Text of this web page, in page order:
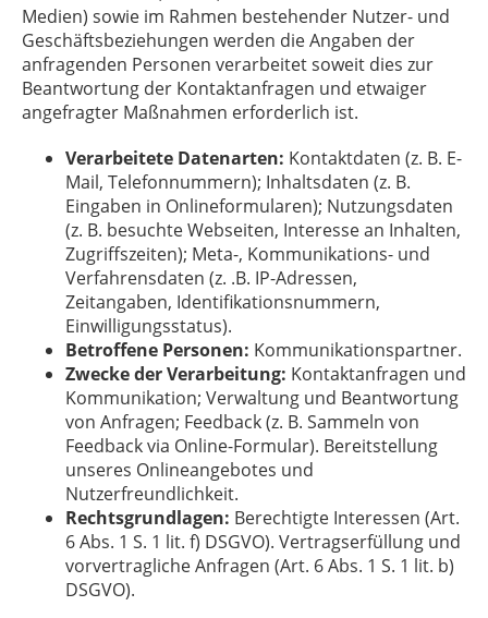
Medien) sowie im Rahmen bestehender Nutzer- und
Geschäftsbeziehungen werden die Angaben der
anfragenden Personen verarbeitet soweit dies zur
Beantwortung der Kontaktanfragen und etwaiger
angefragter Maßnahmen erforderlich ist.
Verarbeitete Datenarten: Kontaktdaten (z. B. E-
Mail, Telefonnummern); Inhaltsdaten (z. B.
Eingaben in Onlineformularen); Nutzungsdaten
(z. B. besuchte Webseiten, Interesse an Inhalten,
Zugriffszeiten); Meta-, Kommunikations- und
Verfahrensdaten (z. .B. IP-Adressen,
Zeitangaben, Identifikationsnummern,
Einwilligungsstatus).
Betroffene Personen: Kommunikationspartner.
Zwecke der Verarbeitung: Kontaktanfragen und
Kommunikation; Verwaltung und Beantwortung
von Anfragen; Feedback (z. B. Sammeln von
Feedback via Online-Formular). Bereitstellung
unseres Onlineangebotes und
Nutzerfreundlichkeit.
Rechtsgrundlagen: Berechtigte Interessen (Art.
6 Abs. 1 S. 1 lit. f) DSGVO). Vertragserfüllung und
vorvertragliche Anfragen (Art. 6 Abs. 1 S. 1 lit. b)
DSGVO).